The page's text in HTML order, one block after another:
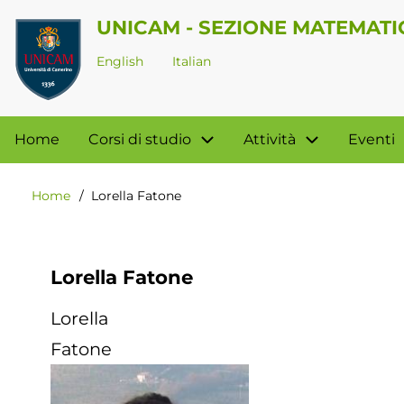
Salta
contenuto
principale
UNICAM - SEZIONE
English Italian
Navigazione
Home Corsi di studio Attività Eventi
Briciole
Home Lorella Fatone
Lorella Fatone
Lorella
Fatone